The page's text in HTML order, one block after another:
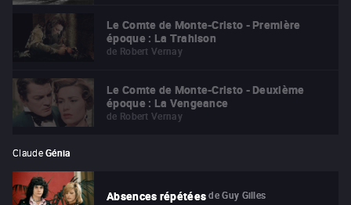
Le Comte de Monte-Cristo - Première
époque : La Trahison
de Robert Vernay
Le Comte de Monte-Cristo - Deuxième
époque : La Vengeance
de Robert Vernay
Claude Génia
Absences répétées de Guy Gilles